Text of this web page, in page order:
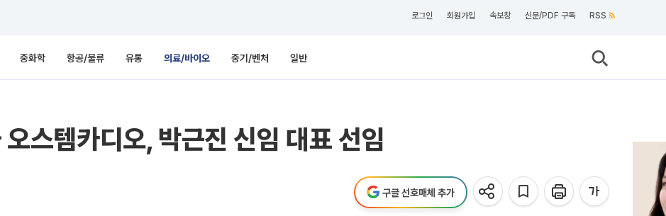
로그인 회원가입 속보창 신문/PDF 구독 RSS
중화학 항공/물류 유통 의료/바이오 중기/벤처 일반
스템카디오, 박근진 신임 대표 선임
구글 선호매체 추가